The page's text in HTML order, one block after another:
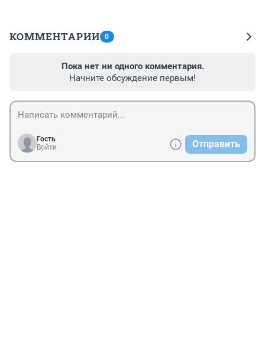
КОММЕНТАРИИ 0
Пока нет ни одного комментария.
Начните обсуждение первым!
Гость
Войти
Отправить